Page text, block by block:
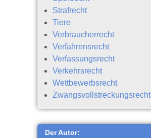
Strafrecht
Tiere
Verbraucherrecht
Verfahrensrecht
Verfassungsrecht
Verkehrsrecht
Wettbewerbsrecht
Zwangsvollstreckungsrecht
Der Autor: